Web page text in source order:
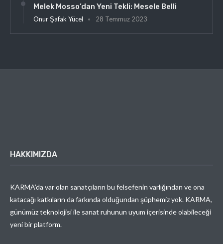
Melek Mosso’dan Yeni Tekli: Mesele Belli
Onur Şafak Yücel 28 Temmuz 2023
HAKKIMIZDA
KARMA’da var olan sanatçıların bu felsefenin varlığından ve ona
katacağı katkıların da farkında olduğundan şüphemiz yok. KARMA,
günümüz teknolojisi ile sanat ruhunun uyum içerisinde olabileceği
yeni bir platform.